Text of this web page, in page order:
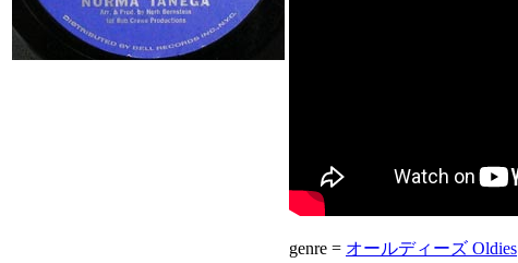
genre = オールディーズ Oldies